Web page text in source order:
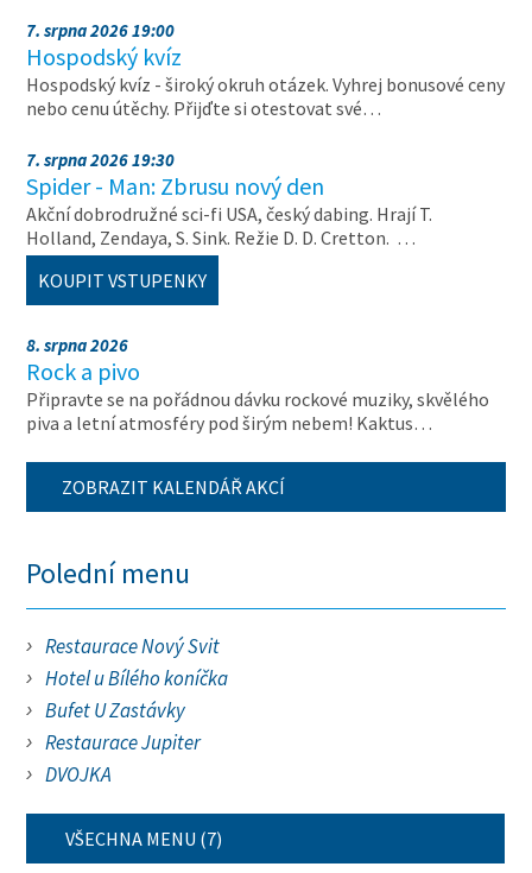
7. srpna 2026 19:00
Hospodský kvíz
Hospodský kvíz - široký okruh otázek. Vyhrej bonusové ceny
nebo cenu útěchy. Přijďte si otestovat své…
7. srpna 2026 19:30
Spider - Man: Zbrusu nový den
Akční dobrodružné sci-fi USA, český dabing. Hrají T.
Holland, Zendaya, S. Sink. Režie D. D. Cretton. …
KOUPIT VSTUPENKY
8. srpna 2026
Rock a pivo
Připravte se na pořádnou dávku rockové muziky, skvělého
piva a letní atmosféry pod širým nebem! Kaktus…
ZOBRAZIT KALENDÁŘ AKCÍ
Polední menu
Restaurace Nový Svit
Hotel u Bílého koníčka
Bufet U Zastávky
Restaurace Jupiter
DVOJKA
VŠECHNA MENU (7)